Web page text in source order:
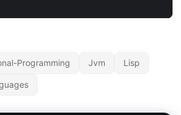
Programming Jvm Lisp